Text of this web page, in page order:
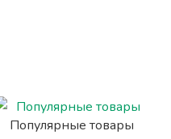
Популярные товары